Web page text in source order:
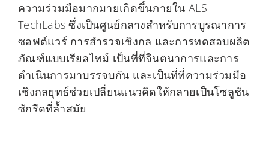
ความร่วมมือมากมายเกิดขึ้นภายใน ALS
TechLabs ซึ่งเป็นศูนย์กลางสำหรับการบูรณาการ
ซอฟต์แวร์ การสำรวจเชิงกล และการทดสอบผลิต
ภัณฑ์แบบเรียลไทม์ เป็นที่ที่จินตนาการและการ
ดำเนินการมาบรรจบกัน และเป็นที่ที่ความร่วมมือ
เชิงกลยุทธ์ช่วยเปลี่ยนแนวคิดให้กลายเป็นโซลูชัน
ซักรีดที่ล้ำสมัย